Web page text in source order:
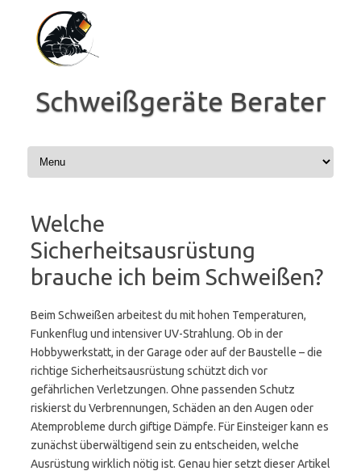
Inhalt
springen
Schweißgeräte Berater
Welche
Sicherheitsausrüstung
brauche ich beim Schweißen?
Beim Schweißen arbeitest du mit hohen Temperaturen,
Funkenflug und intensiver UV-Strahlung. Ob in der
Hobbywerkstatt, in der Garage oder auf der Baustelle – die
richtige Sicherheitsausrüstung schützt dich vor
gefährlichen Verletzungen. Ohne passenden Schutz
riskierst du Verbrennungen, Schäden an den Augen oder
Atemprobleme durch giftige Dämpfe. Für Einsteiger kann es
zunächst überwältigend sein zu entscheiden, welche
Ausrüstung wirklich nötig ist. Genau hier setzt dieser Artikel